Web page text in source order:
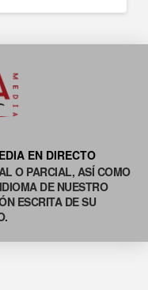
EN DIRECTO
O PARCIAL, ASÍ COMO
DE NUESTRO
ESCRITA DE SU